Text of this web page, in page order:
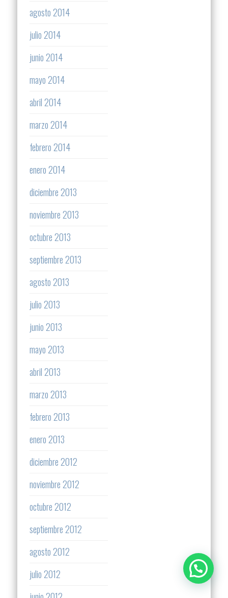
agosto 2014
julio 2014
junio 2014
mayo 2014
abril 2014
marzo 2014
febrero 2014
enero 2014
diciembre 2013
noviembre 2013
octubre 2013
septiembre 2013
agosto 2013
julio 2013
junio 2013
mayo 2013
abril 2013
marzo 2013
febrero 2013
enero 2013
diciembre 2012
noviembre 2012
octubre 2012
septiembre 2012
agosto 2012
julio 2012